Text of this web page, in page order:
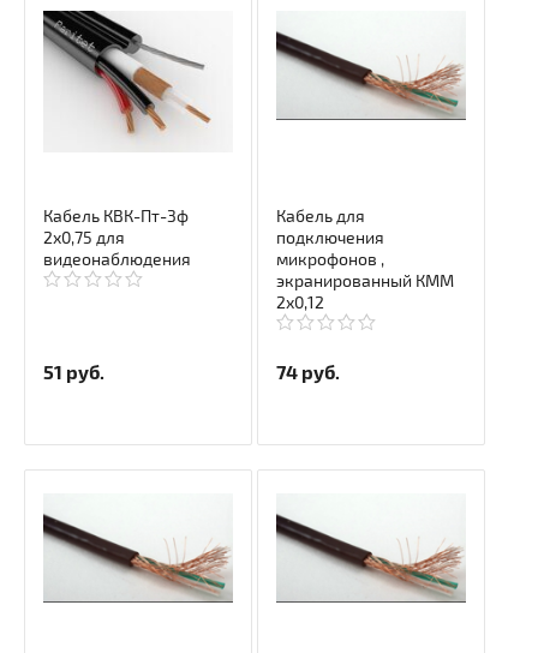
Кабель КВК-Пт-3ф
2х0,75 для
видеонаблюдения
51 руб.
Кабель для
подключения
микрофонов ,
экранированный КММ
2х0,12
74 руб.